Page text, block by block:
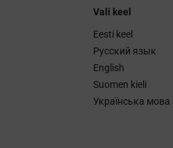
Vali keel
Eesti keel
Русский язык
English
Suomen kieli
Українська мова